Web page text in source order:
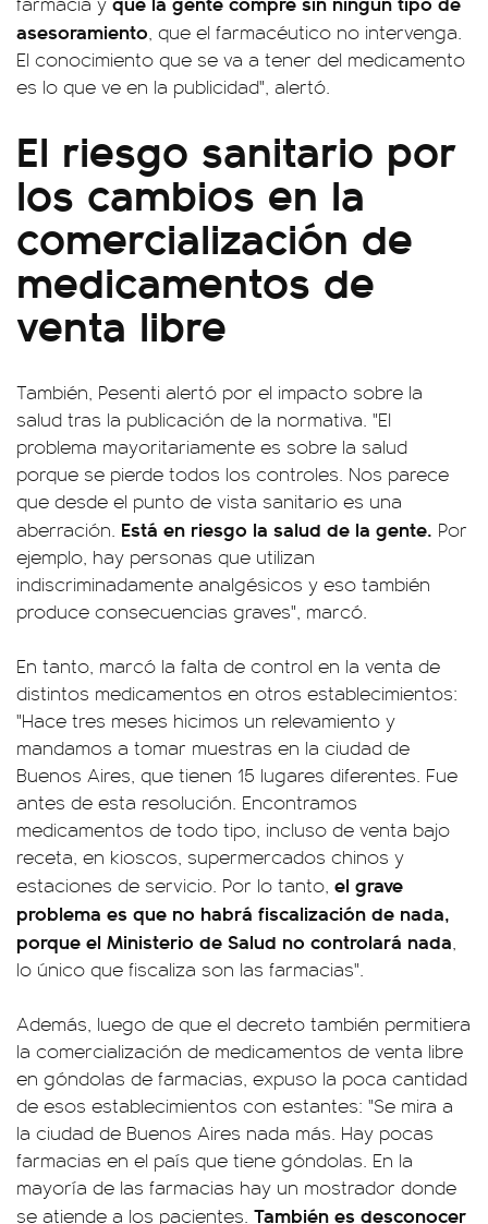
asesoramiento, que el farmacéutico no intervenga.
El conocimiento que se va a tener del medicamento
es lo que ve en la publicidad", alertó.
El riesgo sanitario por
los cambios en la
comercialización de
medicamentos de
venta libre
También, Pesenti alertó por el impacto sobre la
salud tras la publicación de la normativa. "El
problema mayoritariamente es sobre la salud
porque se pierde todos los controles. Nos parece
que desde el punto de vista sanitario es una
aberración. Está en riesgo la salud de la gente. Por
ejemplo, hay personas que utilizan
indiscriminadamente analgésicos y eso también
produce consecuencias graves", marcó.
En tanto, marcó la falta de control en la venta de
distintos medicamentos en otros establecimientos:
"Hace tres meses hicimos un relevamiento y
mandamos a tomar muestras en la ciudad de
Buenos Aires, que tienen 15 lugares diferentes. Fue
antes de esta resolución. Encontramos
medicamentos de todo tipo, incluso de venta bajo
receta, en kioscos, supermercados chinos y
estaciones de servicio. Por lo tanto, el grave
problema es que no habrá fiscalización de nada,
porque el Ministerio de Salud no controlará nada,
lo único que fiscaliza son las farmacias".
Además, luego de que el decreto también permitiera
la comercialización de medicamentos de venta libre
en góndolas de farmacias, expuso la poca cantidad
de esos establecimientos con estantes: "Se mira a
la ciudad de Buenos Aires nada más. Hay pocas
farmacias en el país que tiene góndolas. En la
mayoría de las farmacias hay un mostrador donde
se atiende a los pacientes. También es desconocer